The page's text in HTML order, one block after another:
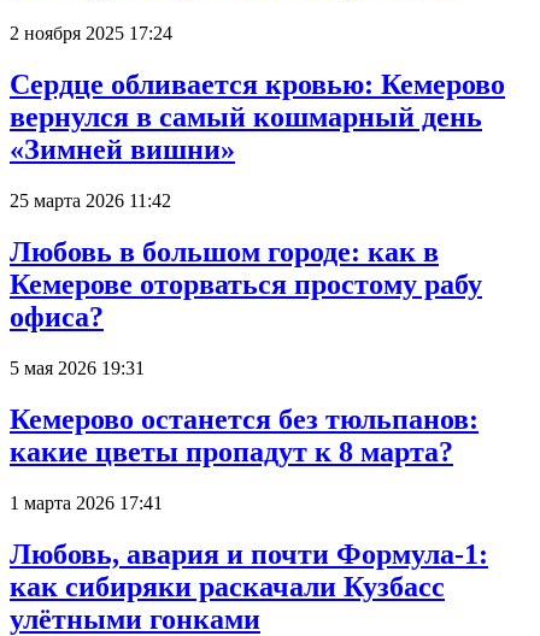
2 ноября 2025 17:24
Сердце обливается кровью: Кемерово
вернулся в самый кошмарный день
«Зимней вишни»
25 марта 2026 11:42
Любовь в большом городе: как в
Кемерове оторваться простому рабу
офиса?
5 мая 2026 19:31
Кемерово останется без тюльпанов:
какие цветы пропадут к 8 марта?
1 марта 2026 17:41
Любовь, авария и почти Формула-1:
как сибиряки раскачали Кузбасс
улётными гонками